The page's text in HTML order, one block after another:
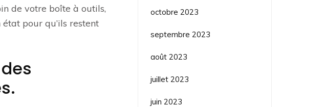
de votre boîte à outils,
pour qu’ils restent
octobre 2023
septembre 2023
août 2023
juillet 2023
juin 2023